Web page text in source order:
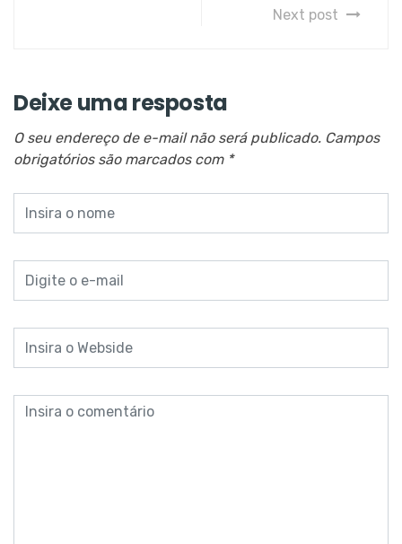
Next post
Deixe uma resposta
O seu endereço de e-mail não será publicado. Campos
obrigatórios são marcados com *